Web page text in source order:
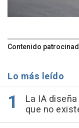
Contenido
Lo más leído
La IA
que no